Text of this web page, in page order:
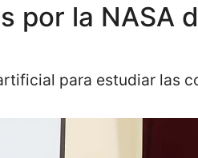
por la NASA
para estudiar las